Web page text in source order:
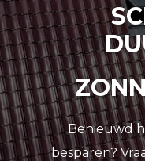
Benieuwd
besparen?